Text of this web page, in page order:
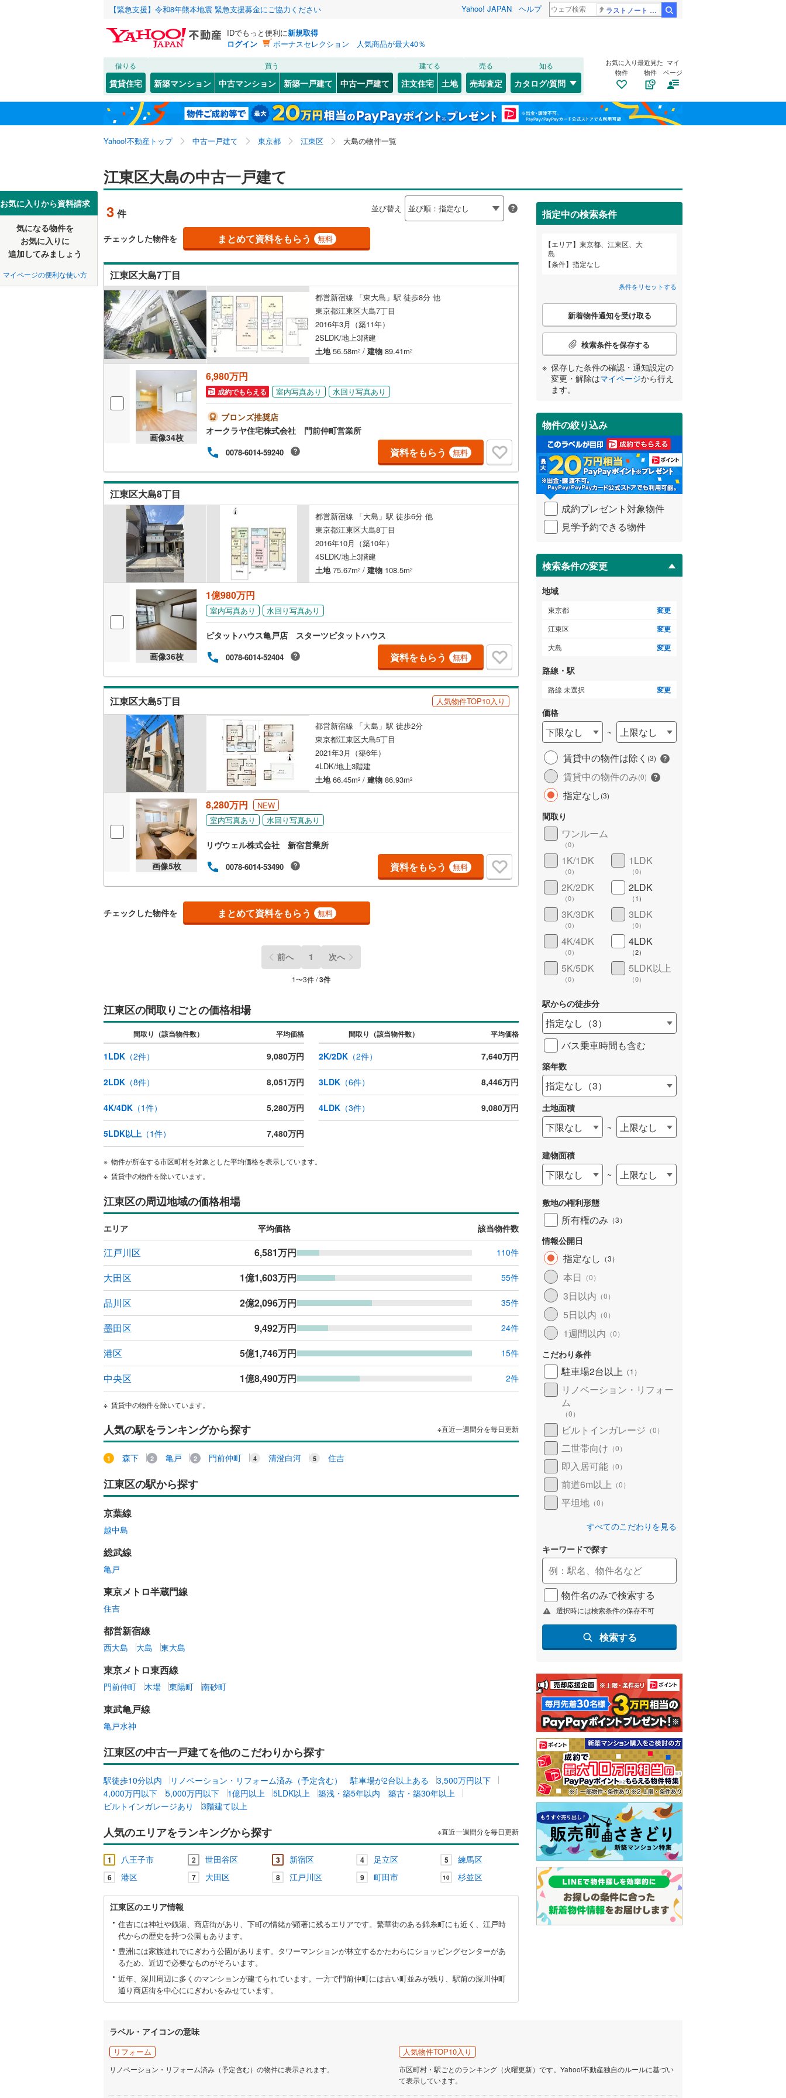
【緊急支援】令和8年熊本地震 緊急支援募金にご協力ください Yahoo! JAPAN ヘルプ ラストノート 内田有紀
IDでもっと便利に新規取得
ログイン
ボーナスセレクション 人気商品が最大40％
借りる
賃貸住宅
買う
新築マンション 中古マンション 新築一戸建て 中古一戸建て
建てる
注文住宅 土地
売る
売却査定
知る
カタログ/質問
お気に入り
物件
最近見た
物件
マイ
ページ
Yahoo!不動産トップ 中古一戸建て 東京都 江東区 大島の物件一覧
お気に入りから資料請求
気になる物件を
お気に入りに
追加してみましょう
マイページの便利な使い方
江東区大島の中古一戸建て
3 件 並び替え
チェックした物件を まとめて資料をもらう 無料
江東区大島7丁目
都営新宿線 「東大島」駅 徒歩8分 他
東京都江東区大島7丁目
2016年3月（築11年）
2SLDK/地上3階建
土地56.58m2 / 建物 89.41m2
画像34枚
6,980万円
成約でもらえる 室内写真あり 水回り写真あり
ブロンズ推奨店
オークラヤ住宅株式会社 門前仲町営業所
0078-6014-59240 資料をもらう 無料
江東区大島8丁目
都営新宿線 「大島」駅 徒歩6分 他
東京都江東区大島8丁目
2016年10月（築10年）
4SLDK/地上3階建
土地75.67m2 / 建物 108.5m2
画像36枚
1億980万円
室内写真あり 水回り写真あり
ピタットハウス亀戸店 スターツピタットハウス
0078-6014-52404 資料をもらう 無料
江東区大島5丁目 人気物件TOP10入り
都営新宿線 「大島」駅 徒歩2分
東京都江東区大島5丁目
2021年3月（築6年）
4LDK/地上3階建
土地66.45m2 / 建物 86.93m2
画像5枚
8,280万円
NEW
室内写真あり
水回り写真あり
リヴウェル株式会社 新宿営業所
0078-6014-53490 資料をもらう 無料
チェックした物件を まとめて資料をもらう 無料
前へ 1 次へ
1〜3件 /3件
江東区の間取りごとの価格相場
間取り（該当物件数） 平均価格 間取り（該当物件数） 平均価格
1LDK （2件） 9,080万円 2K/2DK（2件） 7,640万円
2LDK （8件） 8,051万円 3LDK（6件） 8,446万円
4K/4DK （1件） 5,280万円 4LDK（3件） 9,080万円
5LDK以上 （1件） 7,480万円
物件が所在する市区町村を対象とした平均価格を表示しています。
賃貸中の物件を除いています。
江東区の周辺地域の価格相場
エリア 平均価格 該当物件数
江戸川区 6,581万円 110件
大田区 1億1,603万円 55件
品川区 2億2,096万円 35件
墨田区 9,492万円 24件
港区 5億1,746万円 15件
中央区 1億8,490万円 2件
賃貸中の物件を除いています。
人気の駅をランキングから探す ※直近一週間分を毎日更新
森下 亀戸 門前仲町 清澄白河 住吉
江東区の駅から探す
京葉線
越中島
総武線
亀戸
東京メトロ半蔵門線
住吉
都営新宿線
西大島 大島 東大島
東京メトロ東西線
門前仲町 木場 東陽町 南砂町
東武亀戸線
亀戸水神
江東区の中古一戸建てを他のこだわりから探す
駅徒歩10分以内 リノベーション・リフォーム済み（予定含む） 駐車場が2台以上ある
3,500万円以下
4,000万円以下
5,000万円以下 1億円以上 5LDK以上 築浅・築5年以内
築古・築30年以上
ビルトインガレージあり
3階建て以上
人気のエリアをランキングから探す ※直近一週間分を毎日更新
1 八王子市 2 世田谷区 3 新宿区 4 足立区 5 練馬区
6 港区 7 大田区 8 江戸川区 9 町田市 10 杉並区
江
東
区
情
江東区のエリア情報
住吉には神社や銭湯、商店街があり、下町の情緒が顕著に残るエリアです。繁華街のある錦糸町にも近く、江戸時
代からの歴史を持つ公園もあります。
豊洲には家族連れでにぎわう公園があります。タワーマンションが林立するかたわらにショッピングセンターがあ
るため、近辺で必要なものがそろいます。
近年、深川周辺に多くのマンションが建てられています。一方で門前仲町には古い町並みが残り、駅前の深川仲町
通り商店街を中心ににぎわいをみせています。
指定中の検索条件
エリア
東京都、江東区、大
島
条件
指定なし
条件をリセットする
こ
検
条
件
受
け
取
る
・
条
件
を
イ
ペ
ジ
に
保
存
す
る
新着物件通知を受け取る
検索条件を保存する
保存した条件の確認・通知設定の
変更・解除はマイページから行え
ます。
物件の絞り込み
成約プレゼント対象物件
見学予約できる物件
検索条件の変更
地域
東京都 変更
江東区 変更
大島 変更
路線・駅
路線 未選択 変更
価格
下限なし ~
上限なし
賃貸中の物件は除く (3)
賃貸中の物件のみ(0)
指定なし(3)
間取り
ワンルーム
（0）
1K/1DK
（0）
1LDK
（0）
2K/2DK
（0）
2LDK
（1 ）
3K/3DK
（0）
3LDK
（0）
4K/4DK
（0）
4LDK
（2）
5K/5DK
（0）
5LDK以上
（0）
駅からの徒歩分
指定なし （3）
バス乗車時間も含む
築年数
指定なし （3）
土地面積
下限なし ~ 上限なし
建物面積
下限なし ~ 上限なし
敷地の権利形態
所有権のみ （3）
情報公開日
指定なし （3）
本日 （0）
3日以内 （0）
5日以内 （0）
1週間以内 （0）
こだわり条件
駐車場2台以上 （1 ）
リノベーション・リフォー
ム
（0）
ビルトインガレージ （0）
二世帯向け （0）
即入居可能 （0）
前道6m以上 （0）
平坦地 （0）
すべてのこだわりを見る
キーワードで探す
物件名のみで検索する
選択時には検索条件の保存不可
検索する
ラベル・アイコンの意味
リフォーム
リノベーション・リフォーム済み（予定含む）の物件に表示されます。
人気物件TOP10入り
市区町村・駅ごとのランキング（火曜更新）です。Yahoo!不動産独自のルールに基づい
て表示しています。
北海道 北海道
東北 青森 岩手 宮城 秋田 山形 福島
関東 東京 神奈川 埼玉
信越・北陸 新潟 長野
三重
近畿 大阪 兵庫
中国 鳥取 島根 岡山 広島 山口
四国 徳島 香川 愛媛 高知
九州・沖縄 福岡 佐賀 長崎 鹿児島 沖縄
該当物件0件 この条件で検索する
東京23区 千代田区(0) 中央区(5) 港区(16)
新宿区(63) 文京区(41) 渋谷区(49)
豊島区
84) 北区
台東区(34)
荒川区(42) 足立区(179) 葛飾区(99)
中野区(52) 杉並区(109)
練馬区(123)
東京23区以外 八王子市(243) 立川市(29)
三鷹市( 24) 青梅市 (34)
昭島市( 39 ) 町田市(167)
小金井市(17) 小平市( 日野市(51)
東村山市
国立市 ( 9)
福生市(9) 狛江市
清瀬市(25) 武蔵村山市(33)
稲城市 ( ) 羽村市(26)
西東京市(52) 西多摩郡瑞穂町(14)
西多摩郡奥多摩町(2)
大島町
利島村(0) 新島村(0)
神津島村(0) 三宅島三宅村 御蔵島村 0 )
八丈島八丈町 (0 小笠原村(0)
該当物件0件 この条件で検索する
大島(3) 亀戸(8) 北砂(4)
木場(1) 東陽(1) 富岡(1)
東砂
1 福住
三好
(2)
該当物件0件 この条件で検索する
JR 東北本線(0) 常磐線(0) 高崎線(0)
湘南新宿ライン（宇都宮～逗子）
(0)
湘南新宿ライン（前橋～小田原）
(0)
総武本線(0)
横須賀線(0)
八高線(0)
埼京線(0) 総武線(1)
東北新幹線(0) 山形新幹線(0)
秋田新幹線(0) 北陸新幹線(0) 東海道新幹線(0
地下鉄 東京メトロ銀座線(0) 東京メトロ丸ノ内線 東京メトロ丸ノ内方南支線 ( 0)
東京メトロ日比谷線
東京メトロ東西線 東京メトロ千代田線(0)
東京メトロ有楽町線( 東京メトロ南北線(0)
東京メトロ副都心線(0) 都営浅草線 都営三田線(0)
都営新宿線
私鉄・その他 つくばエクスプレス 京成押上線(0)
京成金町線(0) 東武伊勢崎線(0)
東武亀戸線(1) 東武東上線( 0) 西武池袋線(0)
西武有楽町線(0) 西武新宿線(0) 西武国分寺線(0)
西武拝島線(0)
京王線(0) 京王高尾線
京王相模原線(0) 京王井の頭線
小田急多摩線(0) 東急多摩川線(0)
東急大井町線(0) 東急田園都市線(0)
東急世田谷線(0) 京急本線
東京モノレール
都営日暮里・舎人ライナー ( 0) 東京臨海高速鉄道りんかい線
)
埼玉高速鉄道(0)
該当物件0件 この条件で検索する
該当物件0件 この条件で検索する
こだわり条件 リフォーム、リノベーション
リノベーション・リフォーム
（0）
築古・築30年以上（0）
設備
床暖房（2）
駐車場2台以上（1） ビルトインガレージ（0） 太陽光発電システム（0）
（2）
防犯カメラ（ 0）
）
二世帯向け （ 0） 平屋・1階建て 3階建て以上（3）
サービスルーム（納戸）（0）
立地
最寄りの駅が始発駅 小学校まで1km以内（1）
前道6m以上（0） 南道路（0）
平坦地（0）
LD
リビングダイニング15畳以上
キッチン
独立型キッチン 対面キッチン
販売、価格、契約、入居関連など
浴室
浴室乾燥機あり（3）
ウォークインクローゼット
（2）
床下収納（
バルコニー、庭
ウッドデッキあり
構造・規模・施工・品質・工法関連
耐震、免震、制震構造
（0）
住宅性能評価付き（0） 長期優良住宅 ）
オンライン内見(相談)可（0）
オンライン対応とは？ 詳しく見る
該当物件0件 この条件で検索する
検索条件を保存しました
この検索条件の新着物件通知は、 マイページから設定できます。
保存した条件を見る
東京都、江東区、大島
検索条件を保存する
マイページ
お気に入りリストを見る
閉じる
お気に入りリストを見る
閉じる